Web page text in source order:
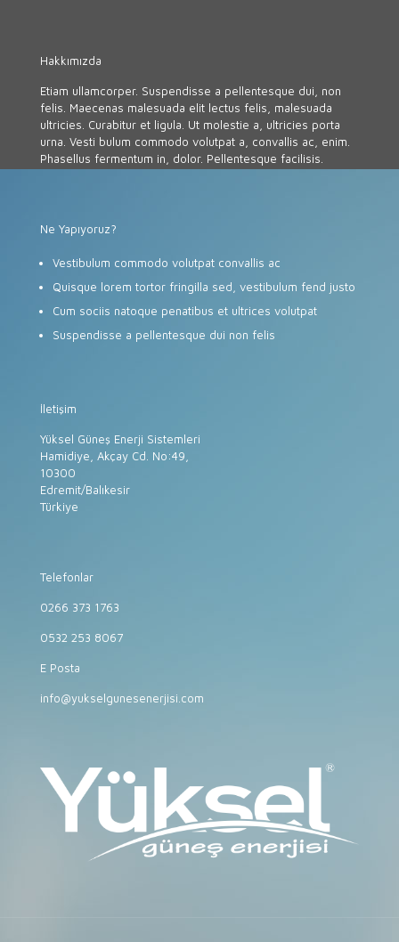
Hakkımızda
Etiam ullamcorper. Suspendisse a pellentesque dui, non
felis. Maecenas malesuada elit lectus felis, malesuada
ultricies. Curabitur et ligula. Ut molestie a, ultricies porta
urna. Vesti bulum commodo volutpat a, convallis ac, enim.
Phasellus fermentum in, dolor. Pellentesque facilisis.
Ne Yapıyoruz?
Vestibulum commodo volutpat convallis ac
Quisque lorem tortor fringilla sed, vestibulum fend justo
Cum sociis natoque penatibus et ultrices volutpat
Suspendisse a pellentesque dui non felis
İletişim
Yüksel Güneş Enerji Sistemleri
Hamidiye, Akçay Cd. No:49,
10300
Edremit/Balıkesir
Türkiye
Telefonlar
0266 373 1763
0532 253 8067
E Posta
info@yukselgunesenerjisi.com